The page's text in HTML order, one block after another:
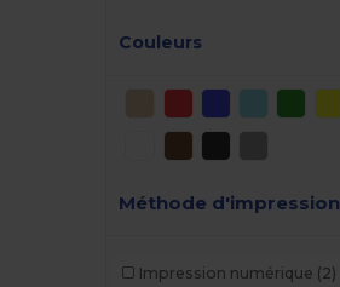
Couleurs
Méthode d'impression
Impression numérique (2)